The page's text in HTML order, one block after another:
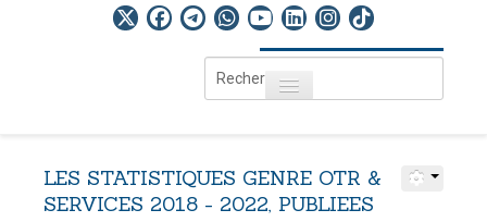
Rechercher
Toggle navigation
IMPÔTS
LES STATISTIQUES GENRE OTR &
SERVICES 2018 - 2022, PUBLIEES